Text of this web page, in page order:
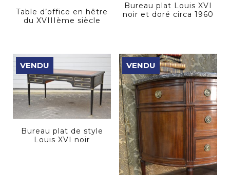
Table d’office en hêtre
du XVIIIème siècle
Bureau plat Louis XVI
noir et doré circa 1960
VENDU
Bureau plat de style
Louis XVI noir
VENDU